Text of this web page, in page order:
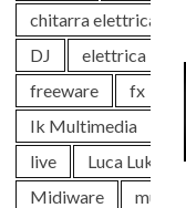
chitarra elettrica
DJ
elettrica
freeware
fx
Ik Multimedia
live
Luca Luker
Midiware
music